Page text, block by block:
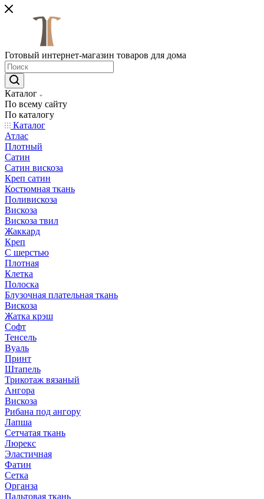
Готовый интернет-магазин товаров для дома
Каталог
По всему сайту
По каталогу
Каталог
Атлас
Плотный
Сатин
Сатин вискоза
Креп сатин
Костюмная ткань
Поливискоза
Вискоза
Вискоза твил
Жаккард
Креп
С шерстью
Плотная
Клетка
Полоска
Блузочная плательная ткань
Вискоза
Жатка крэш
Софт
Тенсель
Вуаль
Принт
Штапель
Трикотаж вязаный
Ангора
Вискоза
Рибана под ангору
Лапша
Сетчатая ткань
Люрекс
Эластичная
Фатин
Сетка
Органза
Пальтовая ткань